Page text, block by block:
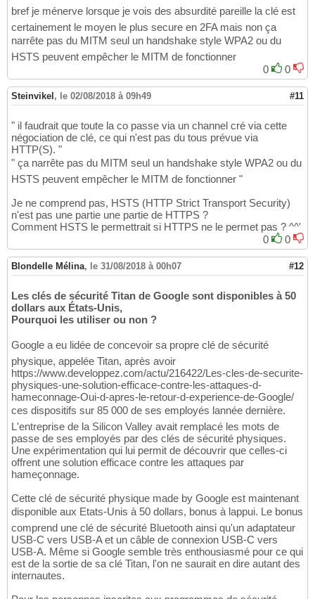
bref je ménerve lorsque je vois des absurdité pareille la clé est
certainement le moyen le plus secure en 2FA mais non ça
narrête pas du MITM seul un handshake style WPA2 ou du
HSTS peuvent empêcher le MITM de fonctionner
0
0
Steinvikel, le 02/08/2018 à 09h49 #11
" il faudrait que toute la co passe via un channel cré via cette
négociation de clé, ce qui n'est pas du tous prévue via
HTTP(S). "
" ça narrête pas du MITM seul un handshake style WPA2 ou du
HSTS peuvent empêcher le MITM de fonctionner "
Je ne comprend pas, HSTS (HTTP Strict Transport Security)
n'est pas une partie une partie de HTTPS ?
Comment HSTS le permettrait si HTTPS ne le permet pas ? ^^'
0
0
Blondelle Mélina, le 31/08/2018 à 00h07 #12
Les clés de sécurité Titan de Google sont disponibles à 50
dollars aux États-Unis,
Pourquoi les utiliser ou non ?
Google a eu lidée de concevoir sa propre clé de sécurité
physique, appelée Titan, après avoir
https://www.developpez.com/actu/216422/Les-cles-de-securite-
physiques-une-solution-efficace-contre-les-attaques-d-
hameconnage-Oui-d-apres-le-retour-d-experience-de-Google/
ces dispositifs sur 85 000 de ses employés lannée dernière.
L'entreprise de la Silicon Valley avait remplacé les mots de
passe de ses employés par des clés de sécurité physiques.
Une expérimentation qui lui permit de découvrir que celles-ci
offrent une solution efficace contre les attaques par
hameçonnage.
Cette clé de sécurité physique made by Google est maintenant
disponible aux Etats-Unis à 50 dollars, bonus à lappui. Le bonus
comprend une clé de sécurité Bluetooth ainsi qu'un adaptateur
USB-C vers USB-A et un câble de connexion USB-C vers
USB-A. Même si Google semble très enthousiasmé pour ce qui
est de la sortie de sa clé Titan, l'on ne saurait en dire autant des
internautes.